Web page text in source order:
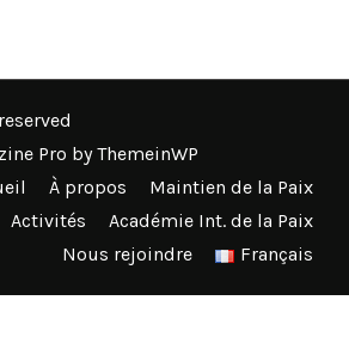
Pro byThemeinWP
À propos
Maintien de la Paix
Activités
Académie Int. de la Paix
Nous rejoindre
Français